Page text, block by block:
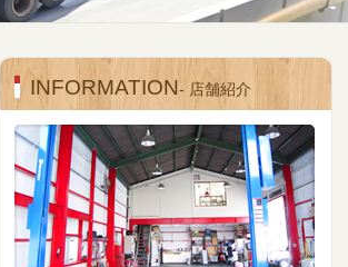
INFORMATION- 店舗紹介